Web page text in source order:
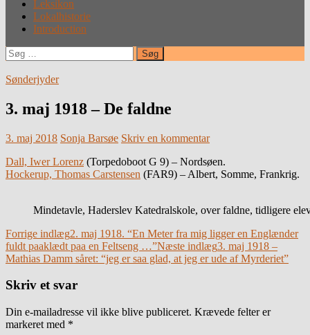
Leksikon
Lokalhistorie
Introduction
Søg
efter:
Sønderjyder
3. maj 1918 – De faldne
3. maj 2018 Sonja Barsøe Skriv en kommentar
Dall, Iwer Lorenz (Torpedoboot G 9) – Nordsøen.
Hockerup, Thomas Carstensen (FAR9) – Albert, Somme, Frankrig.
Mindetavle, Haderslev Katedralskole, over faldne, tidligere
Indlægsnavigation
Forrige indlæg2. maj 1918. “En Meter fra mig ligger en Englænder
fuldt paaklædt paa en Feltseng …”Næste indlæg3. maj 1918 –
Mathias Damm såret: “jeg er saa glad, at jeg er ude af Myrderiet”
Skriv et svar
Din e-mailadresse vil ikke blive publiceret. Krævede felter er
markeret med *